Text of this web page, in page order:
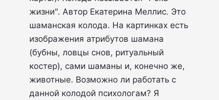
жизни". Автор Екатерина Меллис. Это
шаманская колода. На картинках есть
изображения атрибутов шамана
(бубны, ловцы снов, ритуальный
костер), сами шаманы и, конечно же,
животные. Возможно ли работать с
данной колодой психологам? Я